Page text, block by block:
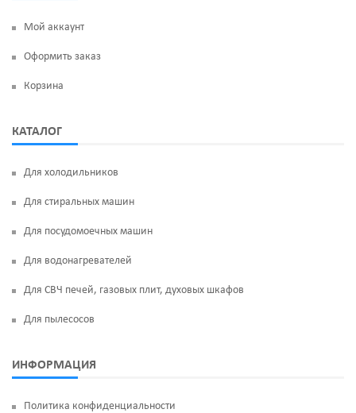
Мой аккаунт
Оформить заказ
Корзина
КАТАЛОГ
Для холодильников
Для стиральных машин
Для посудомоечных машин
Для водонагревателей
Для СВЧ печей, газовых плит, духовых шкафов
Для пылесосов
ИНФОРМАЦИЯ
Политика конфиденциальности